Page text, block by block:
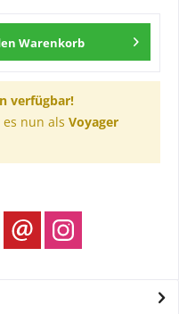
Warenkorb
verfügbar!
nun als Voyager